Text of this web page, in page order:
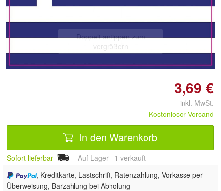
Doppelt antippen zum
vergrößern
3,69 €
inkl. MwSt.
Kostenloser Versand
In den Warenkorb
Sofort lieferbar Auf Lager 1 verkauft
, Kreditkarte, Lastschrift, Ratenzahlung, Vorkasse per
Überweisung, Barzahlung bei Abholung